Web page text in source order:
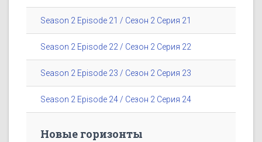
Season 2 Episode 21 / Сезон 2 Серия 21
Season 2 Episode 22 / Сезон 2 Серия 22
Season 2 Episode 23 / Сезон 2 Серия 23
Season 2 Episode 24 / Сезон 2 Серия 24
Новые горизонты